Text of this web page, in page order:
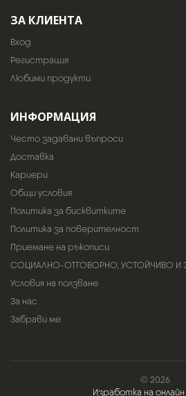
ЗА КЛИЕНТА
Вход
Регистрация
Любими продукти
ИНФОРМАЦИЯ
Често задавани въпроси
Доставка
Кариери
Общи условия
Политика за бисквитките
Политика за поверителност
Приемане на ръкописи
СОЦИАЛНО-ОТГОВОРНО, УСТОЙЧИВО И
Условия на ползване
За нас
Забрави ме
© 2026
Изработка на онлайн